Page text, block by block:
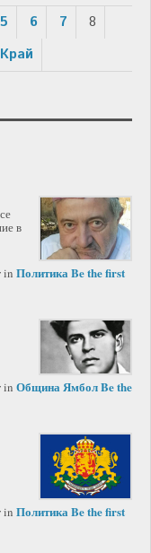
5 6 7
8
Край
в
in ПолитикаBe the first
in Община ЯмболBe the
in ПолитикаBe the first